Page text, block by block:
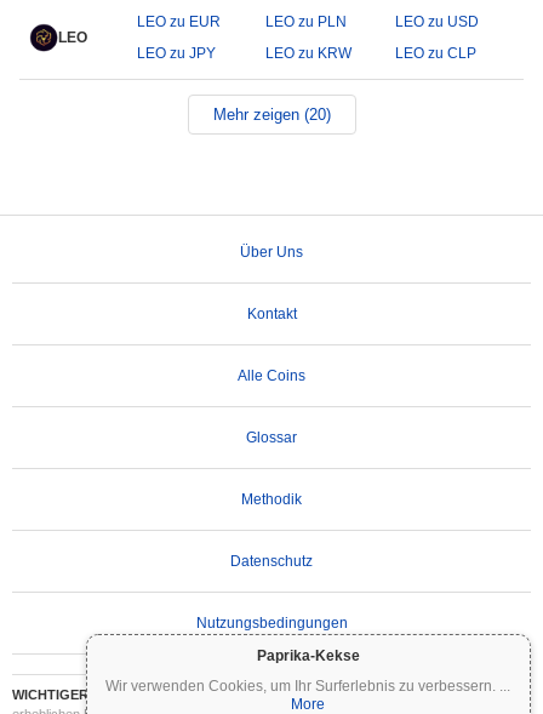
Paprika-Kekse
Wir verwenden Cookies, um Ihr Surferlebnis zu verbessern. ...
More
LEO
LEO zu EUR LEO zu PLN
LEO zu USD
LEO zu JPY
LEO zu KRW LEO zu CLP
Mehr zeigen (20)
Über Uns
Kontakt
Alle Coins
Glossar
Methodik
Datenschutz
Nutzungsbedingungen
WICHTIGER HAFTUNGSAUSSCHLUSS:Kryptowährungen sind hochvolatil und mit